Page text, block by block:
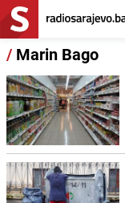
/ Marin Bago